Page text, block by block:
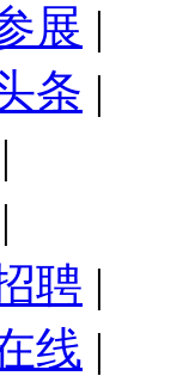
展 |
条 |
|
|
聘 |
线 |